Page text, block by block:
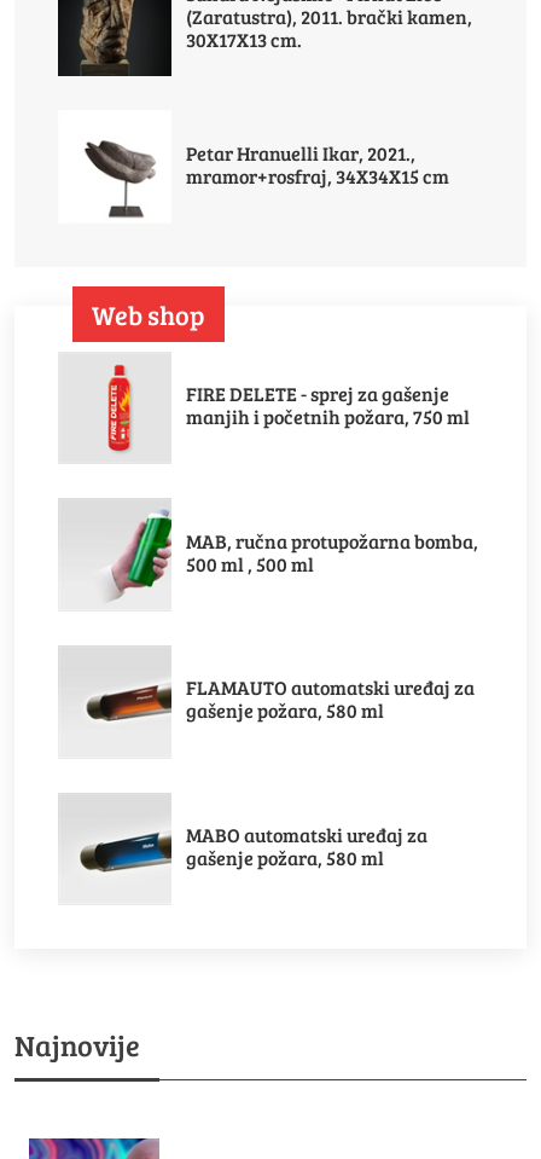
(Zaratustra), 2011. brački kamen,
30X17X13 cm.
Petar Hranuelli Ikar, 2021.,
mramor+rosfraj, 34X34X15 cm
Web shop
FIRE DELETE - sprej za gašenje
manjih i početnih požara, 750 ml
MAB, ručna protupožarna bomba,
500 ml , 500 ml
FLAMAUTO automatski uređaj za
gašenje požara, 580 ml
MABO automatski uređaj za
gašenje požara, 580 ml
Najnovije